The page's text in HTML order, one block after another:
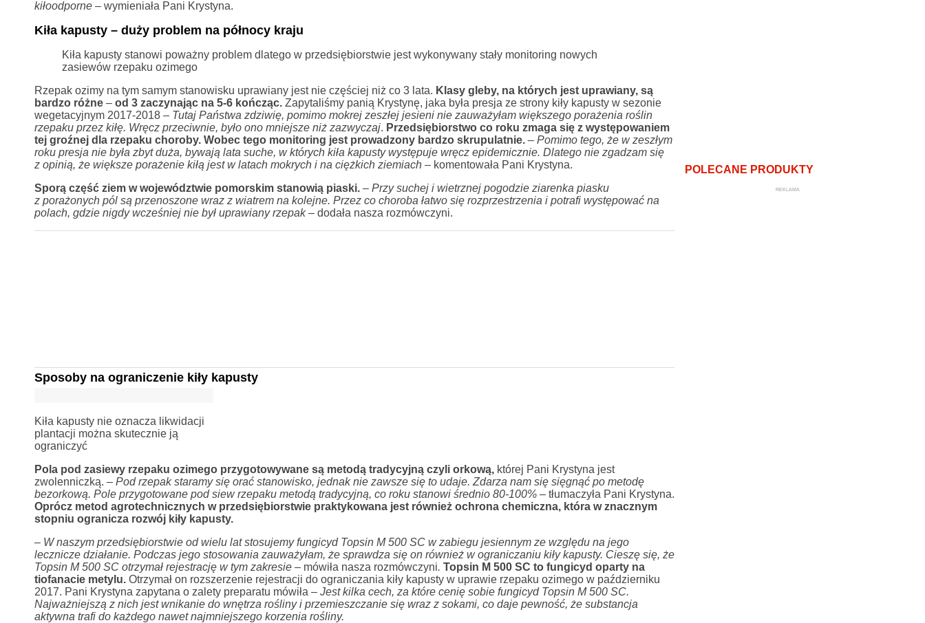
kiłoodporne– wymieniała Pani Krystyna.
Kiła kapusty – duży problem na północy kraju
Kiła kapusty stanowi poważny problem dlatego w przedsiębiorstwie jest wykonywany stały monitoring nowych
zasiewów rzepaku ozimego
Rzepak ozimy na tym samym stanowisku uprawiany jest nie częściej niż co 3 lata. Klasy gleby, na których jest uprawiany, są
bardzo różne – od 3 zaczynając na 5-6 kończąc.Zapytaliśmy panią Krystynę, jaka była presja ze strony kiły kapusty w sezonie
wegetacyjnym 2017-2018 – Tutaj Państwa zdziwię, pomimo mokrej zeszłej jesieni nie zauważyłam większego porażenia roślin
rzepaku przez kiłę. Wręcz przeciwnie, było ono mniejsze niż zazwyczaj. Przedsiębiorstwo co roku zmaga się z występowaniem
tej groźnej dla rzepaku choroby. Wobec tego monitoring jest prowadzony bardzo skrupulatnie.– Pomimo tego, że w zeszłym
roku presja nie była zbyt duża, bywają lata suche, w których kiła kapusty występuje wręcz epidemicznie. Dlatego nie zgadzam się
z opinią, że większe porażenie kiłą jest w latach mokrych i na ciężkich ziemiach– komentowała Pani Krystyna.
Sporą część ziem w województwie pomorskim stanowią piaski. – Przy suchej i wietrznej pogodzie ziarenka piasku
z porażonych pól są przenoszone wraz z wiatrem na kolejne. Przez co choroba łatwo się rozprzestrzenia i potrafi występować na
polach, gdzie nigdy wcześniej nie był uprawiany rzepak –dodała nasza rozmówczyni.
Sposoby na ograniczenie kiły kapusty
Kiła kapusty nie oznacza likwidacji
plantacji można skutecznie ją
ograniczyć
Pola pod zasiewy rzepaku ozimego przygotowywane są metodą tradycyjną czyli orkową,której Pani Krystyna jest
zwolenniczką. – Pod rzepak staramy się orać stanowisko, jednak nie zawsze się to udaje. Zdarza nam się sięgnąć po metodę
bezorkową. Pole przygotowane pod siew rzepaku metodą tradycyjną, co roku stanowi średnio 80-100% –tłumaczyła Pani Krystyna.
Oprócz metod agrotechnicznych w przedsiębiorstwie praktykowana jest również ochrona chemiczna, która w znacznym
stopniu ogranicza rozwój kiły kapusty.
– W naszym przedsiębiorstwie od wielu lat stosujemy fungicyd Topsin M 500 SC w zabiegu jesiennym ze względu na jego
lecznicze działanie. Podczas jego stosowania zauważyłam, że sprawdza się on również w ograniczaniu kiły kapusty. Cieszę się, że
Topsin M 500 SC otrzymał rejestrację w tym zakresie – mówiła nasza rozmówczyni. Topsin M 500 SC to fungicyd oparty na
tiofanacie metylu.Otrzymał on rozszerzenie rejestracji do ograniczania kiły kapusty w uprawie rzepaku ozimego w październiku
2017. Pani Krystyna zapytana o zalety preparatu mówiła – Jest kilka cech, za które cenię sobie fungicyd Topsin M 500 SC.
Najważniejszą z nich jest wnikanie do wnętrza rośliny i przemieszczanie się wraz z sokami, co daje pewność, że substancja
aktywna trafi do każdego nawet najmniejszego korzenia rośliny.
POLECANE PRODUKTY
REKLAMA